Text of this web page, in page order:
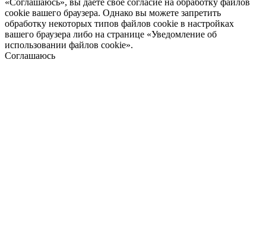
«Соглашаюсь», вы даете свое согласие на обработку файлов
cookie вашего браузера. Однако вы можете запретить
обработку некоторых типов файлов cookie в настройках
вашего браузера либо на странице «Уведомление об
использовании файлов cookie».
Соглашаюсь